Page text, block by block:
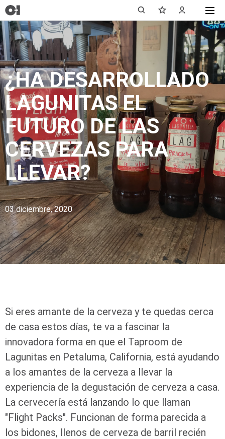
¿HA DESARROLLADO
LAGUNITAS EL
FUTURO DE LAS
CERVEZAS PARA
LLEVAR?
03 diciembre, 2020
Si eres amante de la cerveza y te quedas cerca
de casa estos días, te va a fascinar la
innovadora forma en que el Taproom de
Lagunitas en Petaluma, California, está ayudando
a los amantes de la cerveza a llevar la
experiencia de la degustación de cerveza a casa.
La cervecería está lanzando lo que llaman
"Flight Packs". Funcionan de forma parecida a
los bidones, llenos de cerveza de barril recién